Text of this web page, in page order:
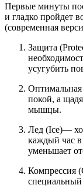
Первые минуты
и гладко пройдет
(современная
Защита
усугубить
покой, а
мышцы.
Лед (Ice)—
каждый час в
уменьшает
Компрессия
специальный